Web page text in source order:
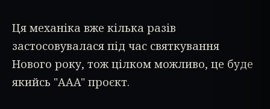
Ця механіка вже кілька разів
застосовувалася під час святкування
Нового року, тож цілком можливо, це буде
якийсь "AAA" проєкт.